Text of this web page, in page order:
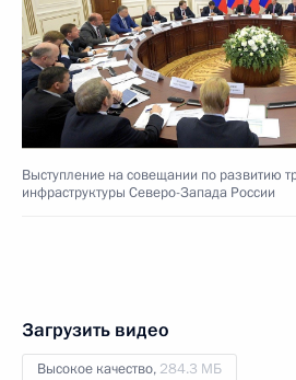
Выступление на совещании по развитию
инфраструктуры Северо-Запада России
Загрузить видео
Высокое качество, 284.3 МБ